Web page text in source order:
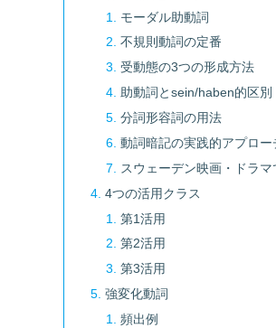
モーダル助動詞
不規則動詞の定番
受動態の3つの形成方法
助動詞とsein/haben的区別
分詞形容詞の用法
動詞暗記の実践的アプロー
スウェーデン映画・ドラマ
4つの活用クラス
第1活用
第2活用
第3活用
強変化動詞
頻出例